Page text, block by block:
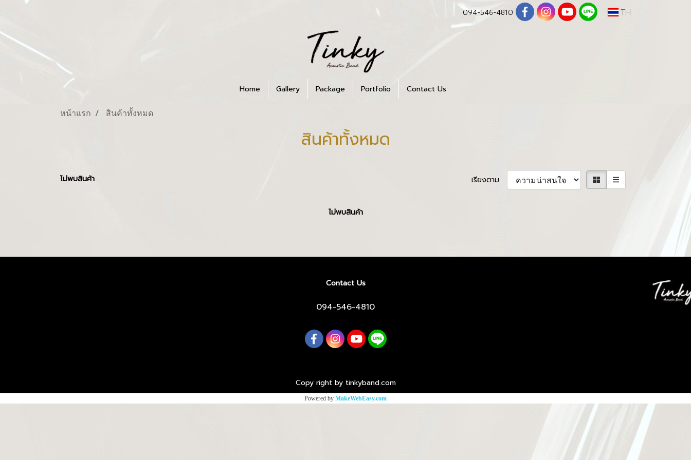
094-546-4810 TH
Home Gallery Package Portfolio Contact Us
หน้าแรก สินค้าทั้งหมด
สินค้าทั้งหมด
ไม่พบสินค้า เรียงตาม
ไม่พบสินค้า
Contact Us
094-546-4810
Copy right by tinkyband.com
Powered by MakeWebEasy.com